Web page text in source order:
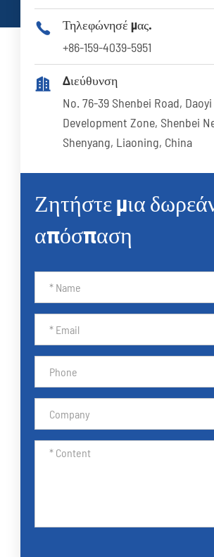

Τηλεφώνησέ μας.
+86-159-4039-5951

Διεύθυνση
No. 76-39 Shenbei Road,
Development Zone, Shenbei
Shenyang, Liaoning, China
Ζητήστε μια
απόσπαση